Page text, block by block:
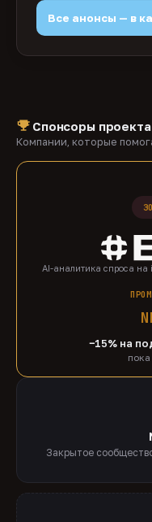
Все анонсы — в
Спонсоры проекта
Компании, которые
AI-аналитика спроса на
−15% на
Закрытое